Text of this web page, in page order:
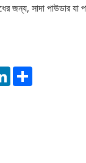
সাদা পাউডার যা
LinkedInShare